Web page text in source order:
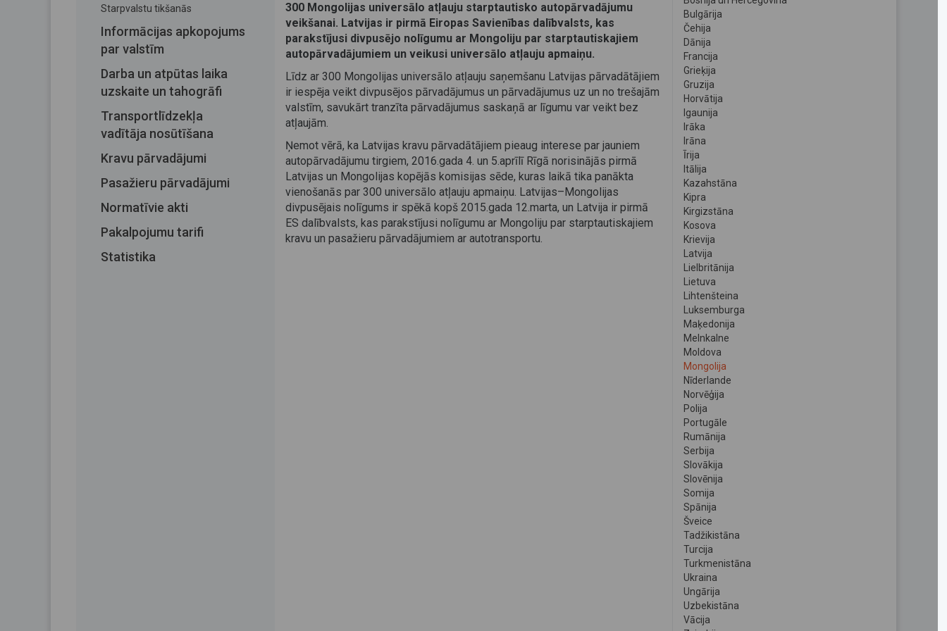
Starpvalstu tikšanās
Informācijas apkopojums
par valstīm
Darba un atpūtas laika
uzskaite un tahogrāfi
Transportlīdzekļa
vadītāja nosūtīšana
Kravu pārvadājumi
Pasažieru pārvadājumi
Normatīvie akti
Pakalpojumu tarifi
Statistika
300 Mongolijas universālo atļauju starptautisko autopārvadājumu
veikšanai. Latvijas ir pirmā Eiropas Savienības dalībvalsts, kas
parakstījusi divpusējo nolīgumu ar Mongoliju par starptautiskajiem
autopārvadājumiem un veikusi universālo atļauju apmaiņu.
Līdz ar 300 Mongolijas universālo atļauju saņemšanu Latvijas pārvadātājiem
ir iespēja veikt divpusējos pārvadājumus un pārvadājumus uz un no trešajām
valstīm, savukārt tranzīta pārvadājumus saskaņā ar līgumu var veikt bez
atļaujām.
Ņemot vērā, ka Latvijas kravu pārvadātājiem pieaug interese par jauniem
autopārvadājumu tirgiem, 2016.gada 4. un 5.aprīlī Rīgā norisinājās pirmā
Latvijas un Mongolijas kopējās komisijas sēde, kuras laikā tika panākta
vienošanās par 300 universālo atļauju apmaiņu. Latvijas–Mongolijas
divpusējais nolīgums ir spēkā kopš 2015.gada 12.marta, un Latvija ir pirmā
ES dalībvalsts, kas parakstījusi nolīgumu ar Mongoliju par starptautiskajiem
kravu un pasažieru pārvadājumiem ar autotransportu.
Bulgārija
Čehija
Dānija
Francija
Grieķija
Gruzija
Horvātija
Igaunija
Irāka
Irāna
Īrija
Itālija
Kazahstāna
Kipra
Kirgizstāna
Kosova
Krievija
Latvija
Lielbritānija
Lietuva
Lihtenšteina
Luksemburga
Maķedonija
Melnkalne
Moldova
Mongolija
Nīderlande
Norvēģija
Polija
Portugāle
Rumānija
Serbija
Slovākija
Slovēnija
Somija
Spānija
Šveice
Tadžikistāna
Turcija
Turkmenistāna
Ukraina
Ungārija
Uzbekistāna
Vācija